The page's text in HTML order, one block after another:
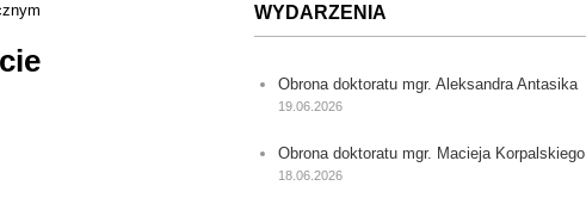
WYDARZENIA
Obrona doktoratu mgr. Aleksandra Antasika
19.06.2026
Obrona doktoratu mgr. Macieja Korpalskiego
18.06.2026